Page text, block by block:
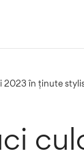
2023 în ținute